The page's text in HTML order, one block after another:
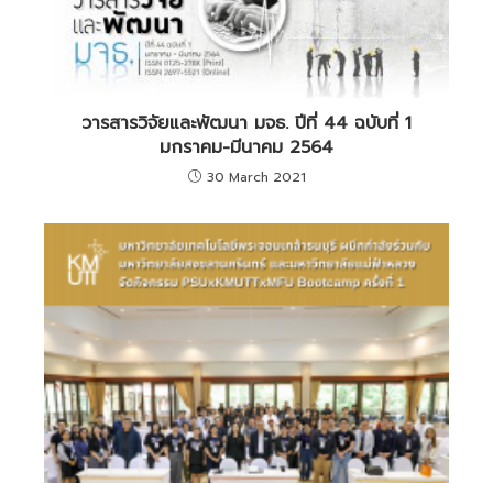
วารสารวิจัยและพัฒนา มจธ. ปีที่ 44 ฉบับที่ 1
มกราคม-มีนาคม 2564
30 March 2021